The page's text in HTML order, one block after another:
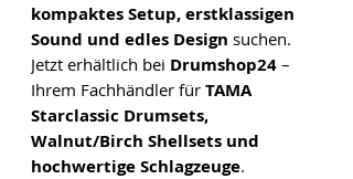
kompaktes Setup, erstklassigen
Sound und edles Design suchen.
Jetzt erhältlich bei Drumshop24 –
Ihrem Fachhändler für TAMA
Starclassic Drumsets,
Walnut/Birch Shellsets und
hochwertige Schlagzeuge.